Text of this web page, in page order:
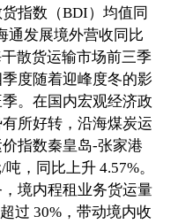
指数（BDI）均值同
通发展境外营收同比
散货运输市场前三季
度随着迎峰度冬的影
。在国内宏观经济政
所好转，沿海煤炭运
指数秦皇岛-张家港
，同比上升 4.57%。
境内程租业务货运量
过 30%，带动境内收